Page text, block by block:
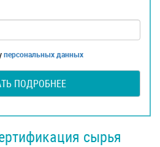
персональных данных
ПОДРОБНЕЕ
сырья